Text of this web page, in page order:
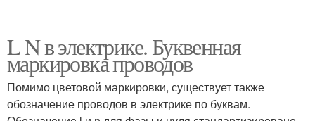
L N в электрике. Буквенная
маркировка проводов
Помимо цветовой маркировки, существует также
обозначение проводов в электрике по буквам.